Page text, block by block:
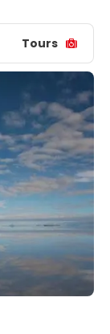
Tours